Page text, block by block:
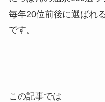
毎年20位前後に選ばれ
です。
この記事では